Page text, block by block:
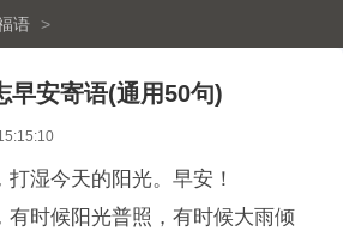
语 >
早安寄语(通用50句)
湿今天的阳光。早安！
有时候阳光普照，有时候大雨倾